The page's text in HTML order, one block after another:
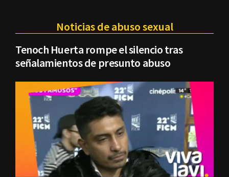
Noticias de abuso sexual
Tenoch Huerta rompe el silencio tras
señalamientos de presunto abuso